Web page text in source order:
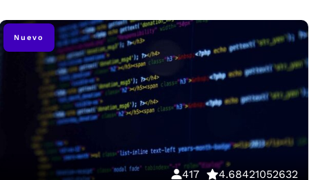
Nuevo
417 4.68421052632